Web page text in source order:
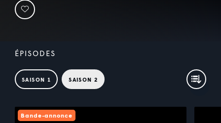
ÉPISODES
SAISON 1 SAISON 2
Bande-annonce